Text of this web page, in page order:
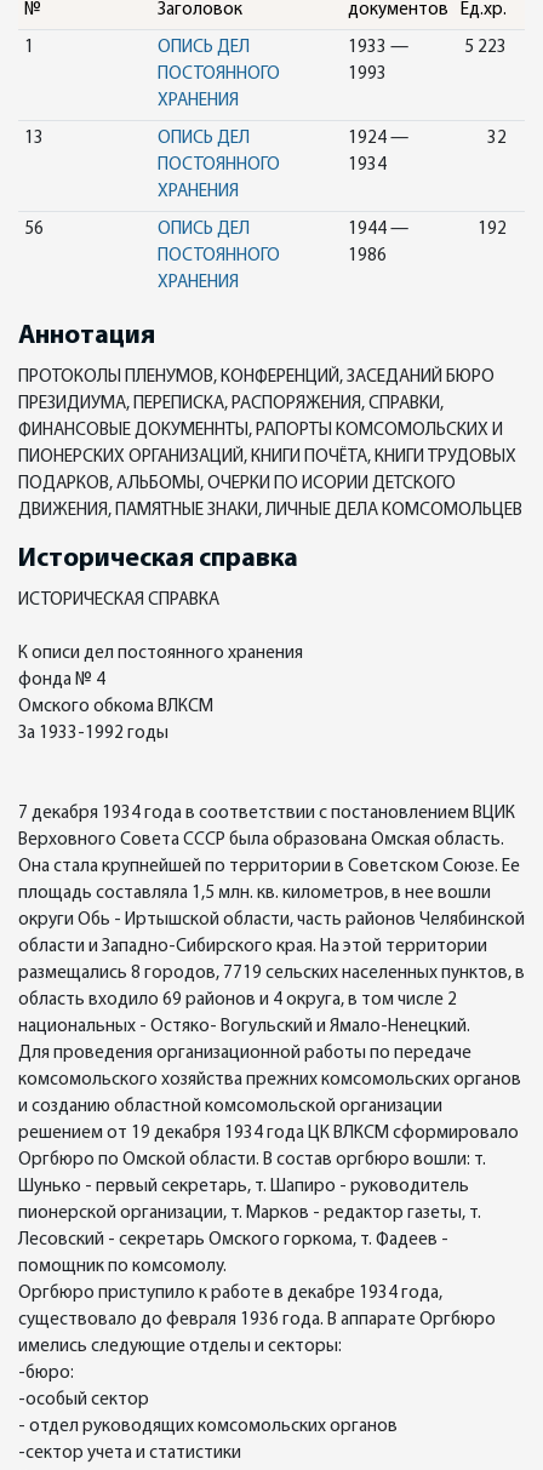
№ Заголовок
документов
Ед.хр.
1
ОПИСЬ ДЕЛ
ПОСТОЯННОГО
ХРАНЕНИЯ
1933 —
1993
5 223
13
ОПИСЬ ДЕЛ
ПОСТОЯННОГО
ХРАНЕНИЯ
1924 —
1934
32
56
ОПИСЬ ДЕЛ
ПОСТОЯННОГО
ХРАНЕНИЯ
1944 —
1986
192
Аннотация
ПРОТОКОЛЫ ПЛЕНУМОВ, КОНФЕРЕНЦИЙ, ЗАСЕДАНИЙ БЮРО
ПРЕЗИДИУМА, ПЕРЕПИСКА, РАСПОРЯЖЕНИЯ, СПРАВКИ,
ФИНАНСОВЫЕ ДОКУМЕННТЫ, РАПОРТЫ КОМСОМОЛЬСКИХ И
ПИОНЕРСКИХ ОРГАНИЗАЦИЙ, КНИГИ ПОЧЁТА, КНИГИ ТРУДОВЫХ
ПОДАРКОВ, АЛЬБОМЫ, ОЧЕРКИ ПО ИСОРИИ ДЕТСКОГО
ДВИЖЕНИЯ, ПАМЯТНЫЕ ЗНАКИ, ЛИЧНЫЕ ДЕЛА КОМСОМОЛЬЦЕВ
Историческая справка
ИСТОРИЧЕСКАЯ СПРАВКА
К описи дел постоянного хранения
фонда № 4
Омского обкома ВЛКСМ
За 1933-1992 годы
7 декабря 1934 года в соответствии с постановлением ВЦИК
Верховного Совета СССР была образована Омская область.
Она стала крупнейшей по территории в Советском Союзе. Ее
площадь составляла 1,5 млн. кв. километров, в нее вошли
округи Обь - Иртышской области, часть районов Челябинской
области и Западно-Сибирского края. На этой территории
размещались 8 городов, 7719 сельских населенных пунктов, в
область входило 69 районов и 4 округа, в том числе 2
национальных - Остяко- Вогульский и Ямало-Ненецкий.
Для проведения организационной работы по передаче
комсомольского хозяйства прежних комсомольских органов
и созданию областной комсомольской организации
решением от 19 декабря 1934 года ЦК ВЛКСМ сформировало
Оргбюро по Омской области. В состав оргбюро вошли: т.
Шунько - первый секретарь, т. Шапиро - руководитель
пионерской организации, т. Марков - редактор газеты, т.
Лесовский - секретарь Омского горкома, т. Фадеев -
помощник по комсомолу.
Оргбюро приступило к работе в декабре 1934 года,
существовало до февраля 1936 года. В аппарате Оргбюро
имелись следующие отделы и секторы:
-бюро:
-особый сектор
- отдел руководящих комсомольских органов
-сектор учета и статистики